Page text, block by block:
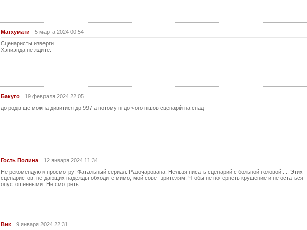
68
70
Матхумати
5 марта 2024 00:54
Сценаристы изверги.
Хэпиэнда не ждите.
Бакуго
19 февраля 2024 22:05
до родів ще можна дивитися до 997 а потому ні до чого пішов сценарій на спад
Гость Полина
12 января 2024 11:34
Не рекомендую к просмотру! Фатальный сериал. Разочарована. Нельзя писать сценарий с больной головой!.... Этих
сценаристов, не дающих надежды обходите мимо, мой совет зрителям. Чтобы не потерпеть крушение и не остаться
опустошёнными. Не смотреть.
Вик
9 января 2024 22:31